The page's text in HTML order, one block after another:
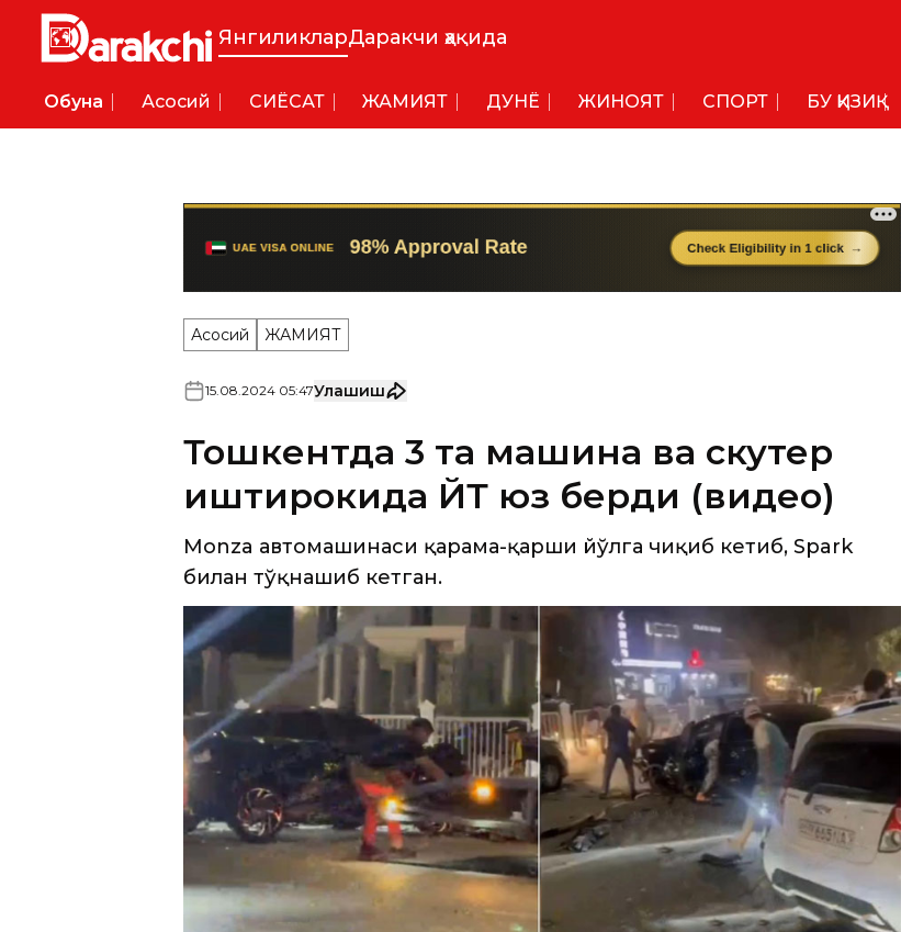
ЯнгиликларДаракчи ҳақида
Обуна Асосий СИËСАТ ЖАМИЯТ ДУНË ЖИНОЯТ СПОРТ БУ ҚИЗИҚ
Асосий ЖАМИЯТ
15 08 2024 05:47Улашиш
Тошкентда 3 та машина ва скутер
иштирокида ЙТҲ юз берди (видео)
Monza автомашинаси қарама-қарши йўлга чиқиб кетиб, Spark
билан тўқнашиб кетган.